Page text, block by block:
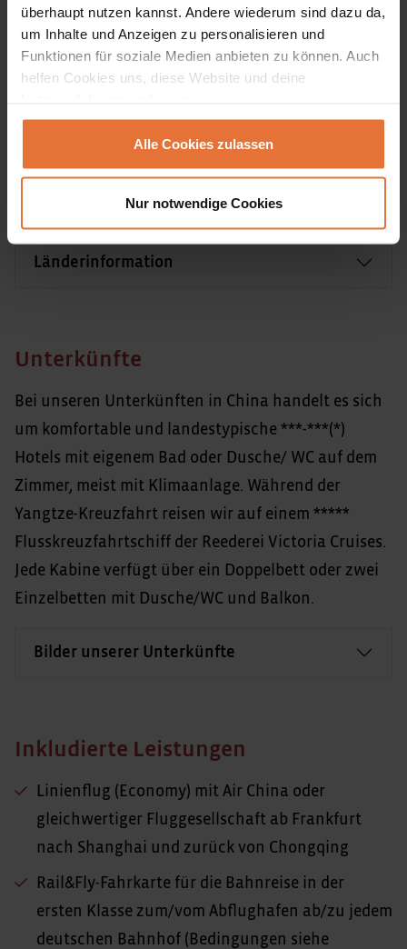
überhaupt nutzen kannst. Andere wiederum sind dazu da,
um Inhalte und Anzeigen zu personalisieren und
Funktionen für soziale Medien anbieten zu können. Auch
helfen Cookies uns, diese Website und deine
Alle Cookies zulassen
Nur notwendige Cookies
Verpflegung
Team vor Ort
Fluginformationen
Länderinformation
Unterkünfte
Bei unseren Unterkünften in China handelt es sich
um komfortable und landestypische ***-***(*)
Hotels mit eigenem Bad oder Dusche/ WC auf dem
Zimmer, meist mit Klimaanlage. Während der
Yangtze-Kreuzfahrt reisen wir auf einem *****
Flusskreuzfahrtschiff der Reederei Victoria Cruises.
Jede Kabine verfügt über ein Doppelbett oder zwei
Einzelbetten mit Dusche/WC und Balkon.
Bilder unserer Unterkünfte
Inkludierte Leistungen
Linienflug (Economy) mit Air China oder
gleichwertiger Fluggesellschaft ab Frankfurt
nach Shanghai und zurück von Chongqing
Rail&Fly-Fahrkarte für die Bahnreise in der
ersten Klasse zum/vom Abflughafen ab/zu jedem
deutschen Bahnhof (Bedingungen siehe